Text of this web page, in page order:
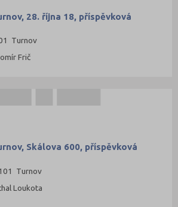
28. října 18, příspěvková
Turnov
Frič
Skálova 600, příspěvková
Turnov
Loukota